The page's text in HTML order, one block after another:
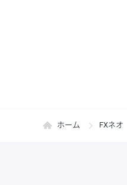
ホーム FXネオ